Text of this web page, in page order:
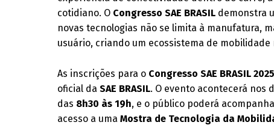
cotidiano. O Congresso SAE BRASIL demonstra
novas tecnologias não se limita à manufatura,
usuário, criando um ecossistema de mobilidade
As inscrições para o Congresso SAE BRASIL 2025
oficial daSAE BRASIL. O evento acontecerá nos
das 8h30 às 19h, e o público poderá
acesso a umaMostra de Tecnologia da